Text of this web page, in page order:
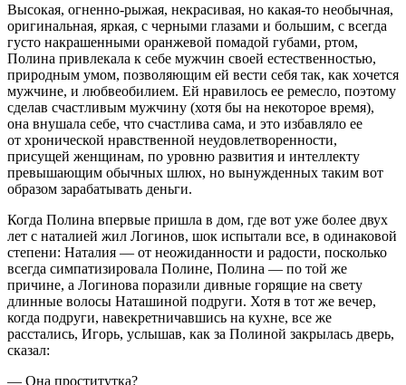
Высокая, огненно-рыжая, некрасивая, но какая-то необычная,
оригинальная, яркая, с черными глазами и большим, с всегда
густо накрашенными оранжевой помадой губами, ртом,
Полина привлекала к себе мужчин своей естественностью,
природным умом, позволяющим ей вести себя так, как хочется
мужчине, и любвеобилием. Ей нравилось ее ремесло, поэтому
сделав счастливым мужчину (хотя бы на некоторое время),
она внушала себе, что счастлива сама, и это избавляло ее
от хронической нравственной неудовлетворенности,
присущей женщинам, по уровню развития и интеллекту
превышающим обычных шлюх, но вынужденных таким вот
образом зарабатывать деньги.
Когда Полина впервые пришла в дом, где вот уже более двух
лет с наталией жил Логинов, шок испытали все, в одинаковой
степени: Наталия — от неожиданности и радости, посколько
всегда симпатизировала Полине, Полина — по той же
причине, а Логинова поразили дивные горящие на свету
длинные волосы Наташиной подруги. Хотя в тот же вечер,
когда подруги, навекретничавшись на кухне, все же
расстались, Игорь, услышав, как за Полиной закрылась дверь,
сказал:
— Она проститутка?